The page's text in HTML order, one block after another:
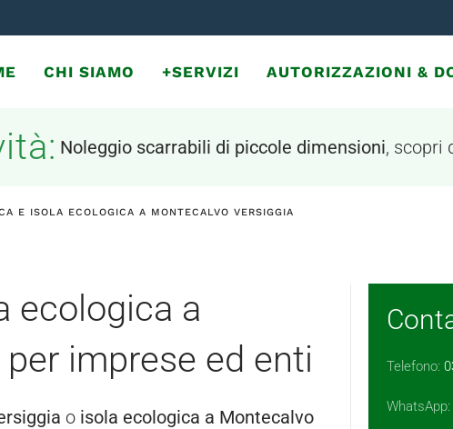
CHI SIAMO +SERVIZI AUTORIZZAZIONI &
Noleggio scarrabili di piccole dimensioni, scopri
E ISOLA ECOLOGICA A MONTECALVO VERSIGGIA
ecologica a
imprese ed enti
o isola ecologica a Montecalvo
Telefono:
WhatsApp: